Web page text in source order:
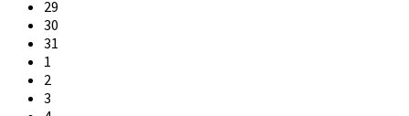
29
30
31
1
2
3